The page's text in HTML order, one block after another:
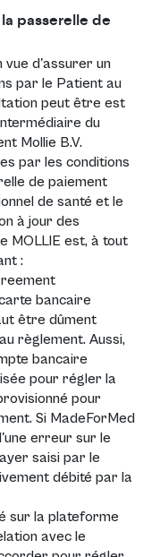
passerelle de
vue d'assurer un
par le Patient au
peut être est
du
Mollie B.V.
par les conditions
de paiement
de santé et le
à jour des
MOLLIE est, à tout
:
bancaire
être dûment
règlement. Aussi,
bancaire
pour régler la
pour
Si MadeForMed
erreur sur le
saisi par le
débité par la
sur la plateforme
avec le